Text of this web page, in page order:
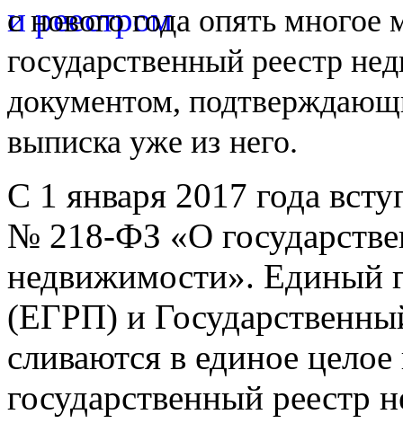
с нового года опять
государственный реестр
документом,
выписка уже из него.
С 1 января 2017 года
№ 218-ФЗ «О
недвижимости». Единый
(ЕГРП) и
сливаются в единое
государственный